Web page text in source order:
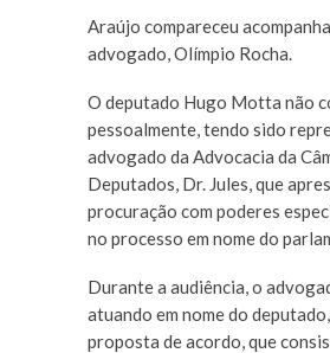
Araújo compareceu
advogado, Olímpio Rocha.
O deputado Hugo Motta não
pessoalmente, tendo sido
advogado da Advocacia da
Deputados, Dr. Jules, que
procuração com poderes
no processo em nome do
Durante a audiência, o
atuando em nome do
proposta de acordo, que